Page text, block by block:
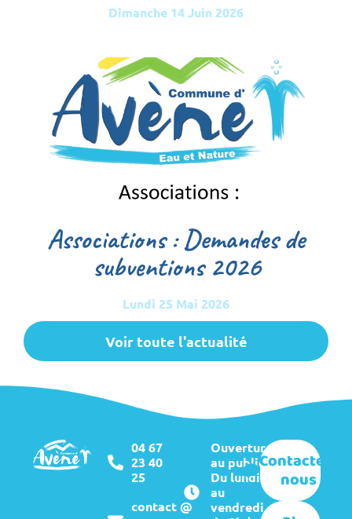
Dimanche 14 Juin 2026
Associations : Demandes de
subventions 2026
Lundi 25 Mai 2026
Voir toute l'actualité
04 67
23 40
25
contact @
Ouverture
au public :
Du lundi
au
vendredi
Contactez-
nous